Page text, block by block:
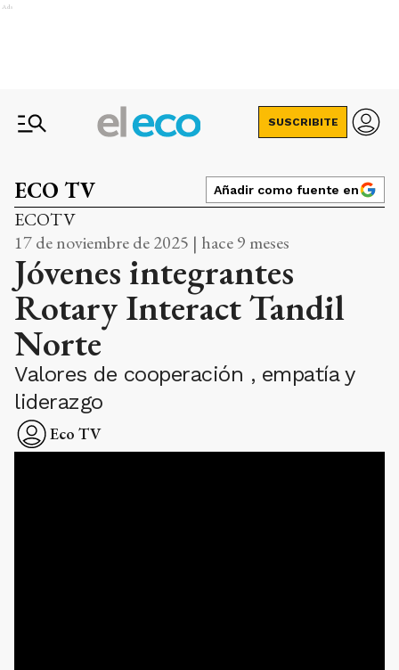
Ads
SUSCRIBITE
ECO TV Añadir como fuente en
ECOTV
17 de noviembre de 2025 | hace 9 meses
Jóvenes integrantes
Rotary Interact Tandil
Norte
Valores de cooperación , empatía y
liderazgo
Eco TV